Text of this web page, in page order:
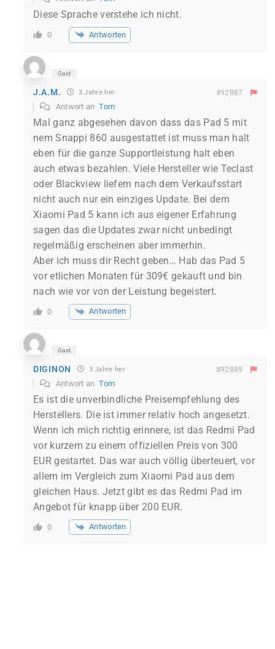
Diese Sprache verstehe ich nicht.
0 Antworten
Gast
J.A.M. 3 Jahre her #92887
Antwort anTom
Mal ganz abgesehen davon dass das Pad 5 mit
nem Snappi 860 ausgestattet ist muss man halt
eben für die ganze Supportleistung halt eben
auch etwas bezahlen. Viele Hersteller wie Teclast
oder Blackview liefern nach dem Verkaufsstart
nicht auch nur ein einziges Update. Bei dem
Xiaomi Pad 5 kann ich aus eigener Erfahrung
sagen das die Updates zwar nicht unbedingt
regelmäßig erscheinen aber immerhin.
Aber ich muss dir Recht geben… Hab das Pad 5
vor etlichen Monaten für 309€ gekauft und bin
nach wie vor von der Leistung begeistert.
0 Antworten
Gast
DIGINON 3 Jahre her #92889
Antwort anTom
Es ist die unverbindliche Preisempfehlung des
Herstellers. Die ist immer relativ hoch angesetzt.
Wenn ich mich richtig erinnere, ist das Redmi Pad
vor kurzem zu einem offiziellen Preis von 300
EUR gestartet. Das war auch völlig überteuert, vor
allem im Vergleich zum Xiaomi Pad aus dem
gleichen Haus. Jetzt gibt es das Redmi Pad im
Angebot für knapp über 200 EUR.
0 Antworten